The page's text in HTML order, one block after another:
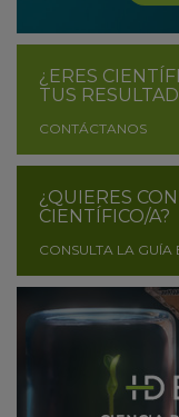
¿ERES
TUS
CONTÁCTANOS
¿QUIERES
CIENTÍFICO/A?
CONSULTA LA GUÍA